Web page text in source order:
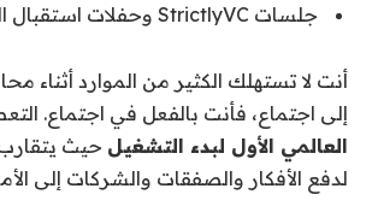
جلسات StrictlyVC وحفلات استقبال المستثمرين
أنت لا تستهلك الكثير من الموارد أثناء
إلى اجتماع، فأنت بالفعل في اجتماع.
العالمي الأول لبدء التشغيل حيث يتقارب
لدفع الأفكار والصفقات والشركات إلى